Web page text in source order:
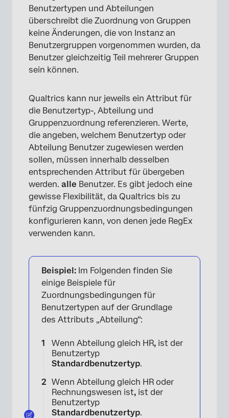
Benutzertypen und Abteilungen
überschreibt die Zuordnung von Gruppen
keine Änderungen, die von Instanz an
Benutzergruppen vorgenommen wurden, da
Benutzer gleichzeitig Teil mehrerer Gruppen
sein können.
Qualtrics kann nur jeweils ein Attribut für
die Benutzertyp-, Abteilung und
Gruppenzuordnung referenzieren. Werte,
die angeben, welchem Benutzertyp oder
Abteilung Benutzer zugewiesen werden
sollen, müssen innerhalb desselben
entsprechenden Attribut für übergeben
werden. alle Benutzer. Es gibt jedoch eine
gewisse Flexibilität, da Qualtrics bis zu
fünfzig Gruppenzuordnungsbedingungen
konfigurieren kann, von denen jede RegEx
verwenden kann.
Beispiel: Im Folgenden finden Sie
einige Beispiele für
Zuordnungsbedingungen für
Benutzertypen auf der Grundlage
des Attributs „Abteilung“:
Wenn Abteilung gleich HR, ist der
Benutzertyp
Standardbenutzertyp.
Wenn Abteilung gleich HR oder
Rechnungswesen ist, ist der
Benutzertyp
Standardbenutzertyp.